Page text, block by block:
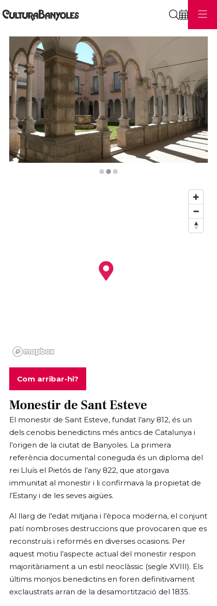
Com arribar-hi?
Monestir de Sant Esteve
El monestir de Sant Esteve, fundat l’any 812, és un
dels cenobis benedictins més antics de Catalunya i
l’origen de la ciutat de Banyoles. La primera
referència documental coneguda és un diploma del
rei Lluís el Pietós de l’any 822, que atorgava
immunitat al monestir i li confirmava la propietat de
l’Estany i de les seves aigües.
Al llarg de l’edat mitjana i l’època moderna, el conjunt
patí nombroses destruccions que provocaren que es
reconstruís i reformés en diverses ocasions. Per
aquest motiu l’aspecte actual del monestir respon
majoritàriament a un estil neoclàssic (segle XVIII). Els
últims monjos benedictins en foren definitivament
exclaustrats arran de la desamortització del 1835.